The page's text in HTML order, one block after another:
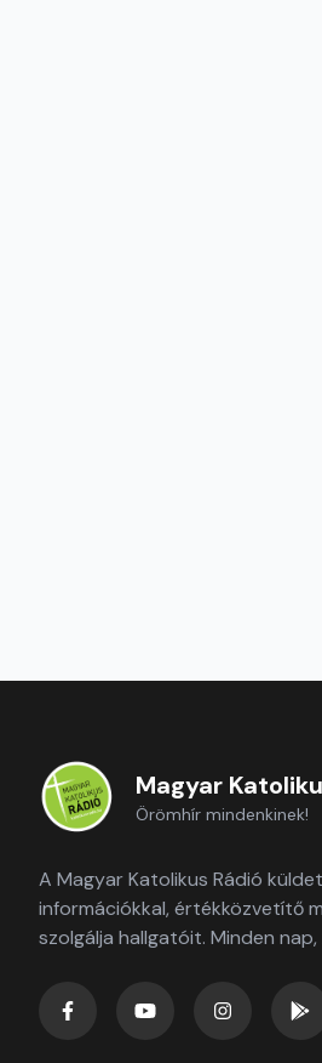
Magyar
Örömhír mindenkinek!
A Magyar Katolikus Rádió
információkkal, értékközvetítő
szolgálja hallgatóit. Minden